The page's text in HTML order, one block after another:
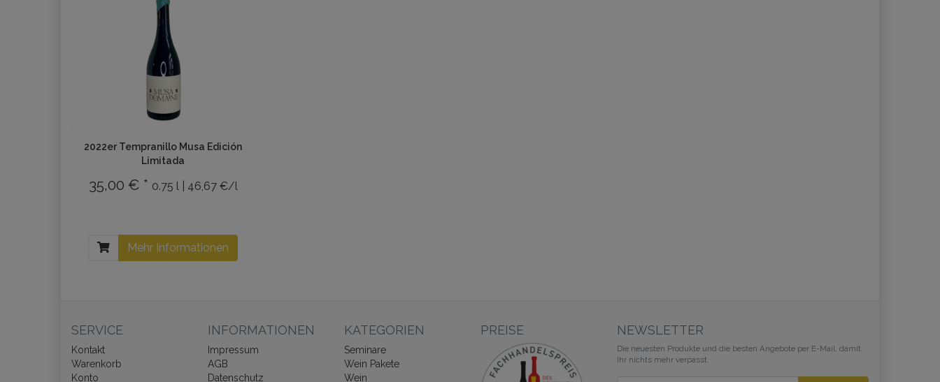
2022er Tempranillo Musa Edición
Limitada
35,00 € * 0.75 l | 46,67 €/l
Mehr Informationen
SERVICE
Kontakt
Warenkorb
Konto
INFORMATIONEN
Impressum
AGB
Datenschutz
KATEGORIEN
Seminare
Wein Pakete
Wein
PREISE NEWSLETTER
Die neuesten Produkte und die besten Angebote per E-Mail, damit
Ihr nichts mehr verpasst.